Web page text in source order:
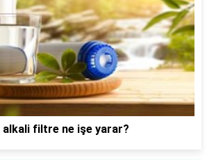
alkali filtre ne işe yarar?